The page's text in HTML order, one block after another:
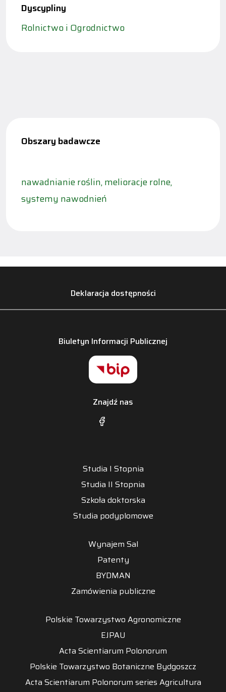
Dyscypliny
Rolnictwo i Ogrodnictwo
Obszary badawcze
nawadnianie roślin, melioracje rolne,
systemy nawodnień
Deklaracja dostępności
Biuletyn Informacji Publicznej
Znajdź nas
Studia I Stopnia
Studia II Stopnia
Szkoła doktorska
Studia podyplomowe
Wynajem Sal
Patenty
BYDMAN
Zamówienia publiczne
Polskie Towarzystwo Agronomiczne
EJPAU
Acta Scientiarum Polonorum
Polskie Towarzystwo Botaniczne Bydgoszcz
Acta Scientiarum Polonorum series Agricultura